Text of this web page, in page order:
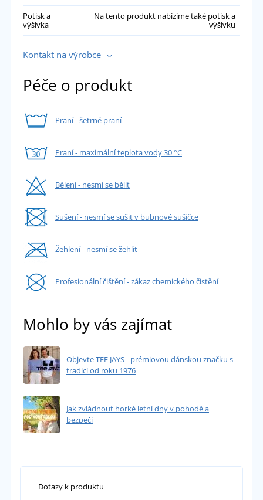
Potisk a
výšivka
Na tento produkt nabízíme také potisk a
výšivku
Kontakt na výrobce
Péče o produkt
Praní - šetrné praní
Praní - maximální teplota vody 30 °C
Bělení - nesmí se bělit
Sušení - nesmí se sušit v bubnové sušičce
Žehlení - nesmí se žehlit
Profesionální čištění - zákaz chemického čistění
Mohlo by vás zajímat
Objevte TEE JAYS - prémiovou dánskou značku s
tradicí od roku 1976
Jak zvládnout horké letní dny v pohodě a
bezpečí
Dotazy k produktu